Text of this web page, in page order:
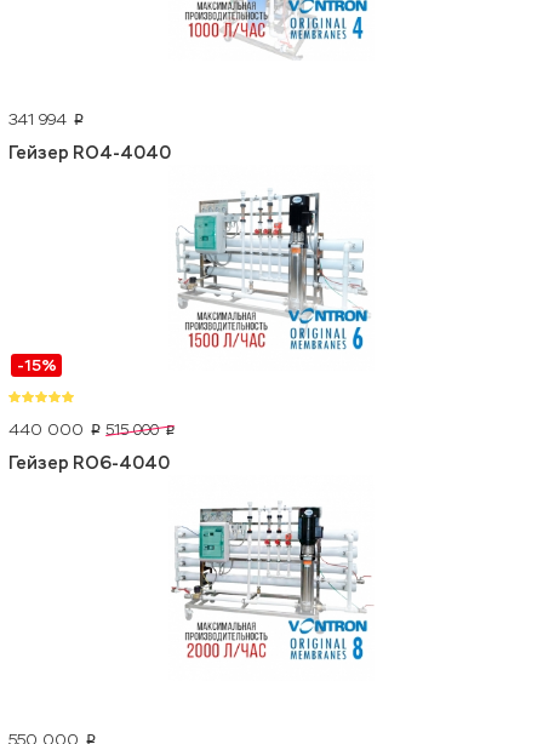
341 994 p
Гейзер RO4-4040
-15%
440 000 p 515 000 p
Гейзер RO6-4040
550 000 p